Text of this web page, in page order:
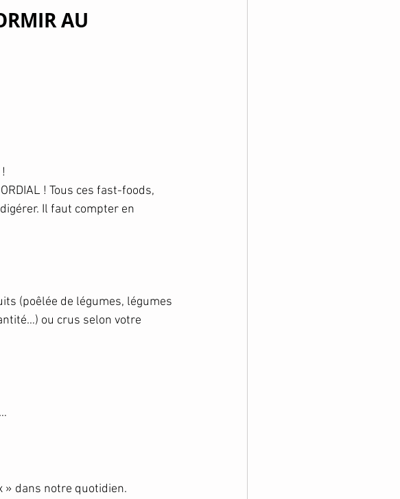
AU
! Tous ces fast-foods,
Il faut compter en
(poêlée de légumes, légumes
ou crus selon votre
» dans notre quotidien.